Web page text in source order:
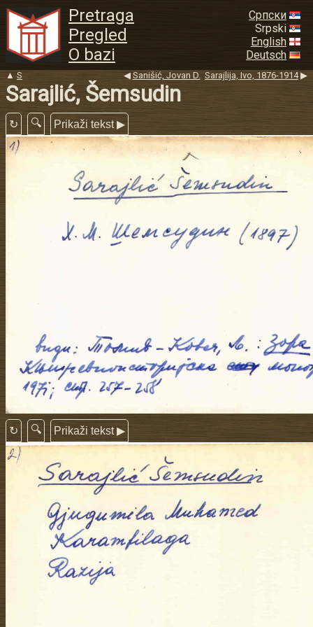
Pretraga
Pregled
O bazi
Српски
Srpski
English
Deutsch
▲ S ◀ Sanišić, Jovan D. Sarajlija, Ivo, 1876-1914▶
Sarajlić, Šemsudin